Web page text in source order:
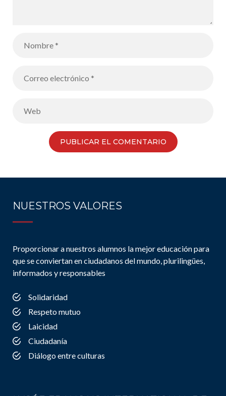
NUESTROS VALORES
Proporcionar a nuestros alumnos la mejor educación para
que se conviertan en ciudadanos del mundo, plurilingües,
informados y responsables
Solidaridad
Respeto mutuo
Laicidad
Ciudadanía
Diálogo entre culturas